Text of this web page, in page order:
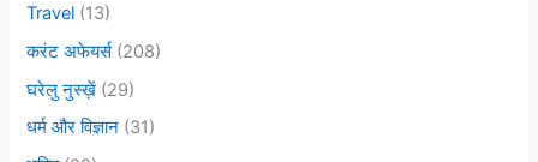
Travel (13)
करंट अफेयर्स(208)
घरेलु नुस्ख़ें (29)
धर्म और विज्ञान (31)